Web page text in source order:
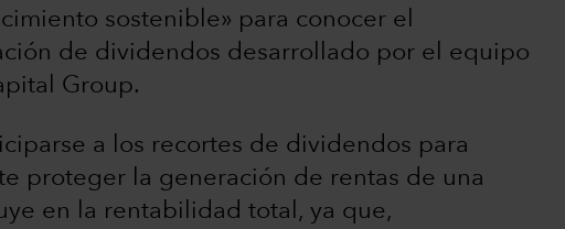
sostenible» para conocer el
de dividendos desarrollado por el equipo
Group.
a los recortes de dividendos para
proteger la generación de rentas de una
en la rentabilidad total, ya que,